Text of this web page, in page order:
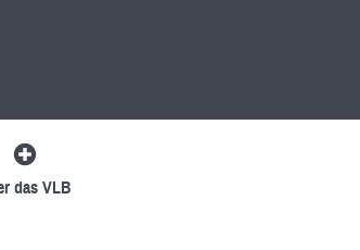
das VLB